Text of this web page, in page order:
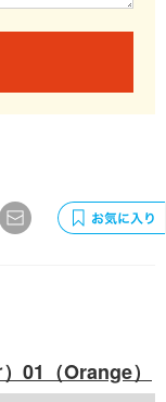
01（Orange）